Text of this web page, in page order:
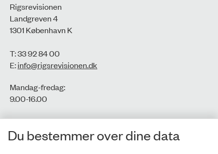
Rigsrevisionen
Landgreven 4
1301 København K
T: 33 92 84 00
E:info@rigsrevisionen.dk
Mandag-fredag:
9.00-16.00​
CVR-nr.: 77806113
EAN-nr.: 5798000016002
Du bestemmer over dine data